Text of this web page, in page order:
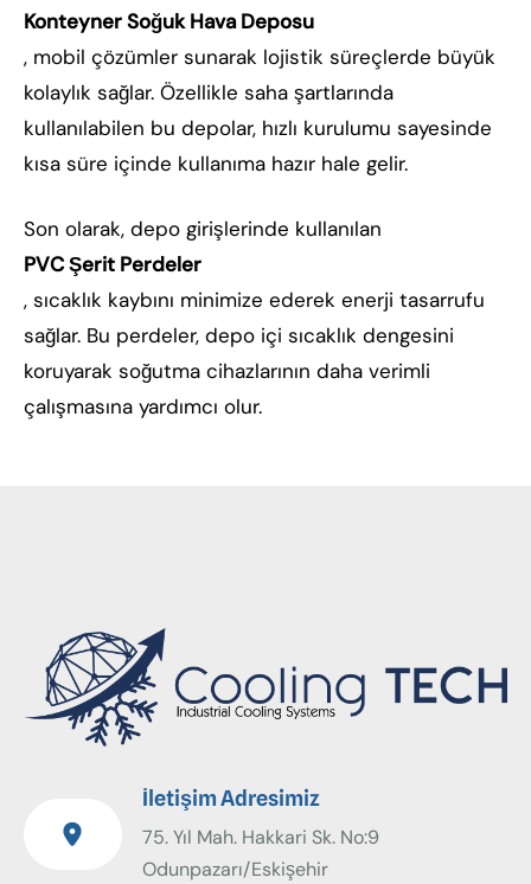
Konteyner Soğuk Hava Deposu
, mobil çözümler sunarak lojistik süreçlerde büyük
kolaylık sağlar. Özellikle saha şartlarında
kullanılabilen bu depolar, hızlı kurulumu sayesinde
kısa süre içinde kullanıma hazır hale gelir.
Son olarak, depo girişlerinde kullanılan
PVC Şerit Perdeler
, sıcaklık kaybını minimize ederek enerji tasarrufu
sağlar. Bu perdeler, depo içi sıcaklık dengesini
koruyarak soğutma cihazlarının daha verimli
çalışmasına yardımcı olur.
İletişim Adresimiz
75. Yıl Mah. Hakkari Sk. No:9
Odunpazarı/Eskişehir